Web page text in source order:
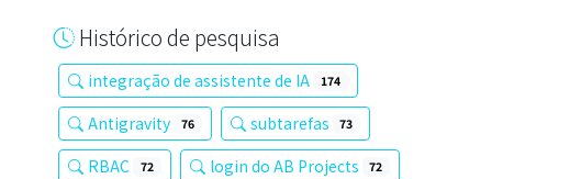
Histórico de pesquisa
integração de assistente de IA 174
Antigravity 76 subtarefas 73
RBAC 72 login do AB Projects 72